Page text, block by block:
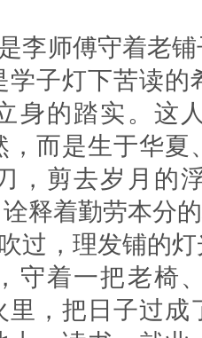
师傅守着老铺
学子灯下苦读的
身的踏实。这
，而是生于华夏
，剪去岁月的
释着勤劳本分
，理发铺的灯
守着一把老椅
里，把日子过成